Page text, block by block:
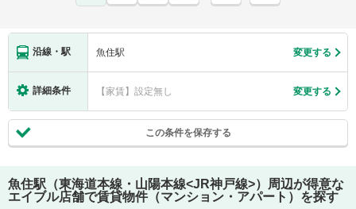
沿線・駅 魚住駅 変更する
詳細条件 【家賃】設定無し 変更する
この条件を保存する
魚住駅（東海道本線・山陽本線<JR神戸線>）
周辺が得意な
エイブル店舗で賃貸物件（マンション・アパート）を探す